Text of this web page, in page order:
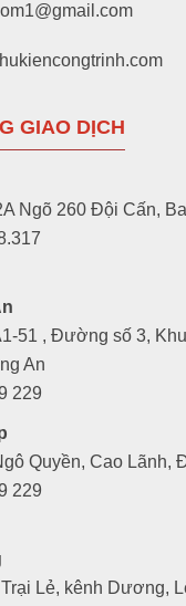
GIAO DỊCH
Ngõ 260 Đội Cấn,
51 , Đường số 3,
An
229
Quyền, Cao Lãnh,
229
Lẻ, kênh Dương,